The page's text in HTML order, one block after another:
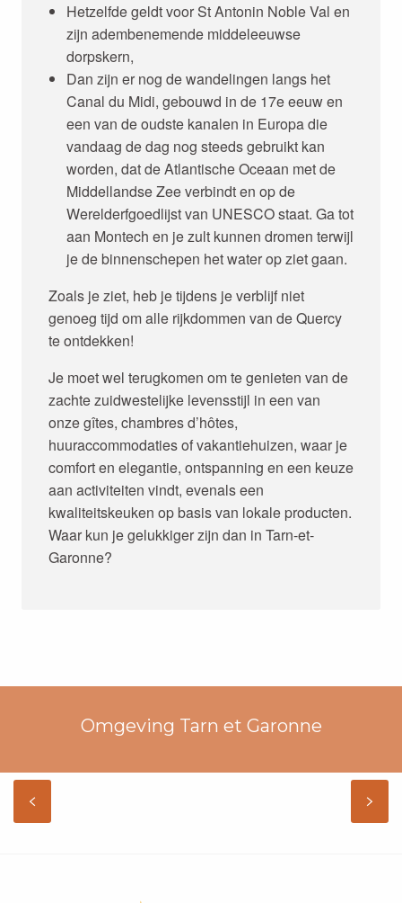
Hetzelfde geldt voor St Antonin Noble Val en
zijn adembenemende middeleeuwse
dorpskern,
Dan zijn er nog de wandelingen langs het
Canal du Midi, gebouwd in de 17e eeuw en
een van de oudste kanalen in Europa die
vandaag de dag nog steeds gebruikt kan
worden, dat de Atlantische Oceaan met de
Middellandse Zee verbindt en op de
Werelderfgoedlijst van UNESCO staat. Ga tot
aan Montech en je zult kunnen dromen terwijl
je de binnenschepen het water op ziet gaan.
Zoals je ziet, heb je tijdens je verblijf niet
genoeg tijd om alle rijkdommen van de Quercy
te ontdekken!
Je moet wel terugkomen om te genieten van de
zachte zuidwestelijke levensstijl in een van
onze gîtes, chambres d’hôtes,
huuraccommodaties of vakantiehuizen, waar je
comfort en elegantie, ontspanning en een keuze
aan activiteiten vindt, evenals een
kwaliteitskeuken op basis van lokale producten.
Waar kun je gelukkiger zijn dan in Tarn-et-
Garonne?
Omgeving Tarn et Garonne
LEES MEER OVER